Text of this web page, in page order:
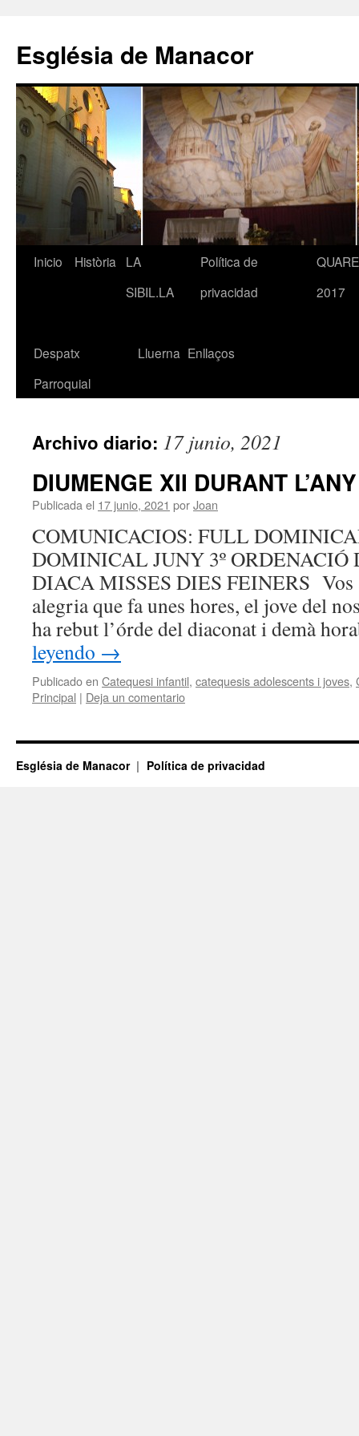
contenido
Església de Manacor
Inicio Història
LA
SIBIL.LA
Política de
privacidad
2017
Despatx
Parroquial
Lluerna Enllaços
Archivo diario: 17 junio, 2021
DIUMENGE XII DURANT L’ANY
Publicada el 17 junio, 2021 porJoan
COMUNICACIOS: FULL
DOMINICAL JUNY 3º ORDENACIÓ
DIACA MISSES DIES FEINERS Vos
alegria que fa unes hores, el jove del
ha rebut l’órde del diaconat i demà
leyendo →
Publicado en Catequesi infantil, catequesis adolescents i joves,
Principal | Deja un comentario
Església de Manacor Política de privacidad